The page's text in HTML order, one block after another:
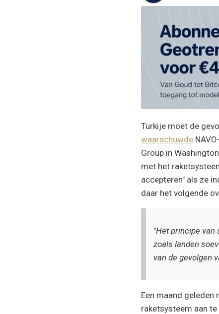
Turkije moet de
waarschuwde
Group in
met het
accepteren" als ze
daar het volgende
"Het principe van
zoals landen
van de gevolgen
Een maand geleden
raketsysteem aan